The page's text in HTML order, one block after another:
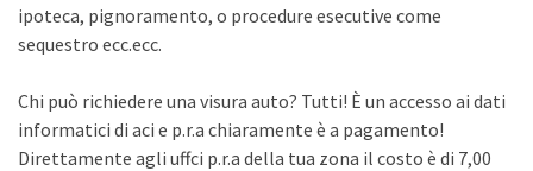
ipoteca, pignoramento, o procedure esecutive come
sequestro ecc.ecc.
Chi può richiedere una visura auto? Tutti! È un accesso ai dati
informatici di aci e p.r.a chiaramente è a pagamento!
Direttamente agli uffci p.r.a della tua zona il costo è di 7,00